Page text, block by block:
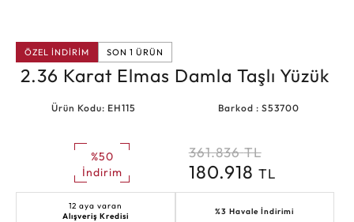
ÖZEL İNDİRİM SON 1 ÜRÜN
2.36 Karat Elmas Damla Taşlı Yüzük
Ürün Kodu: EH115 Barkod : S53700
%50
İndirim
361.836 TL
180.918 TL
12 aya varan
Alışveriş Kredisi
%3 Havale İndirimi